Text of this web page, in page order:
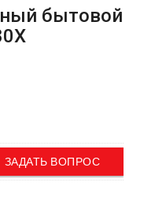
бытовой
ЗАДАТЬ ВОПРОС